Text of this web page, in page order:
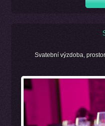
Svatební výzdoba,